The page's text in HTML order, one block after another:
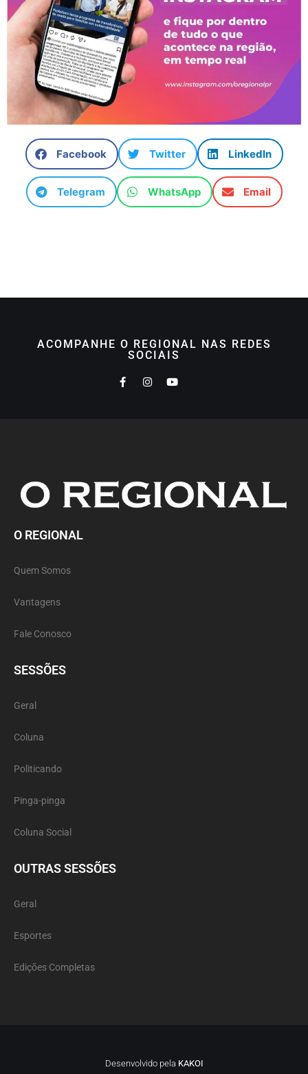
Facebook Twitter LinkedIn
Telegram WhatsApp Email
ACOMPANHE O REGIONAL NAS REDES
SOCIAIS
O REGIONAL
Quem Somos
Vantagens
Fale Conosco
SESSÕES
Geral
Coluna
Politicando
Pinga-pinga
Coluna Social
OUTRAS SESSÕES
Geral
Esportes
Edições Completas
Desenvolvido pela KAKOI